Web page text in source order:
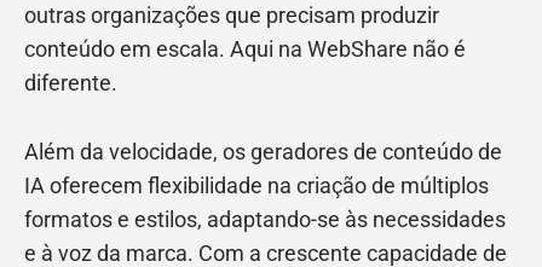
outras organizações que precisam produzir
conteúdo em escala. Aqui na WebShare não é
diferente.
Além da velocidade, os geradores de conteúdo de
IA oferecem flexibilidade na criação de múltiplos
formatos e estilos, adaptando-se às necessidades
e à voz da marca. Com a crescente capacidade de